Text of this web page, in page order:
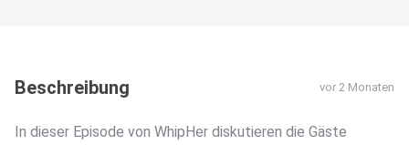
Beschreibung vor 2 Monaten
In dieser Episode von WhipHer diskutieren die Gäste